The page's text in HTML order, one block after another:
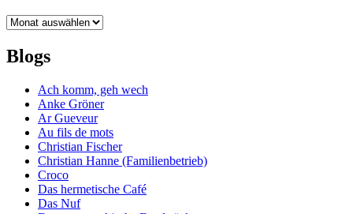
Archiv
Blogs
Ach komm, geh wech
Anke Gröner
Ar Gueveur
Au fils de mots
Christian Fischer
Christian Hanne (Familienbetrieb)
Croco
Das hermetische Café
Das Nuf